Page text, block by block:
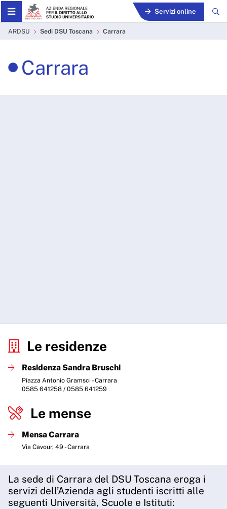
Skip to Main Content Servizi online
Carrara - ARDSU
ARDSU Sedi DSU Toscana Carrara
Carrara
Le residenze
Residenza Sandra Bruschi
Piazza Antonio Gramsci - Carrara
0585 641258 / 0585 641259
Le mense
Mensa Carrara
Via Cavour, 49 - Carrara
La sede di Carrara del DSU Toscana eroga i
servizi dell’Azienda agli studenti iscritti alle
seguenti Università, Scuole e Istituti: